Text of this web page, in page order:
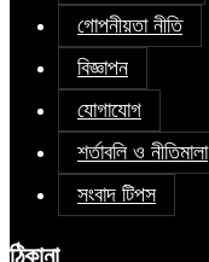
গোপনীয়তা নীতি
বিজ্ঞাপন
যোগাযোগ
শর্তাবলি ও নীতিমালা
সংবাদ টিপস